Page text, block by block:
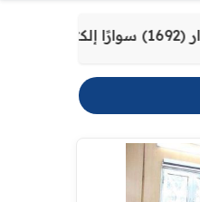
لنزلاء سجن الناصرية المركزي لتنظيم التعاملات المالية داخل المؤسسات الإصلاحية